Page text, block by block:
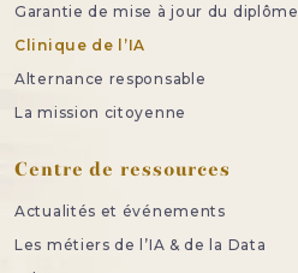
Garantie de mise à jour du diplôme
Clinique de l’IA
Alternance responsable
La mission citoyenne
Centre de ressources
Actualités et événements
Les métiers de l’IA & de la Data